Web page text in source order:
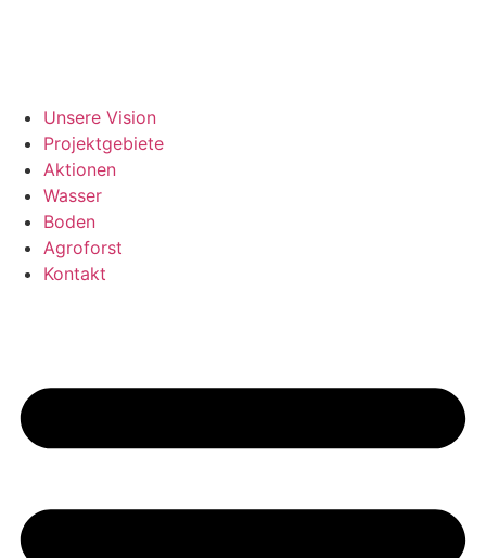
Unsere Vision
Projektgebiete
Aktionen
Wasser
Boden
Agroforst
Kontakt